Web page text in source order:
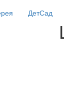
ДетСад